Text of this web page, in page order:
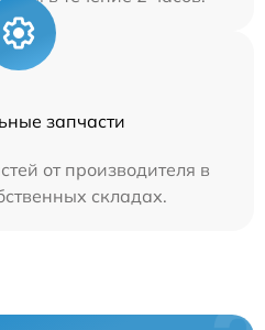
запчасти
от производителя в
складах.